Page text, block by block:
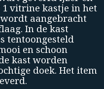
1 vitrine kastje in het
aangebracht
In de kast
tentoongesteld
en schoon
kast worden
doek. Het item